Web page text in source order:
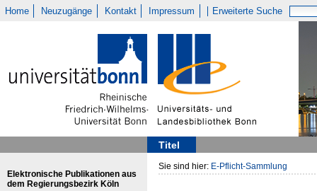
Home Neuzugänge Kontakt Impressum Erweiterte Suche
Titel
Elektronische Publikationen aus
dem Regierungsbezirk Köln
Sie sind hier: E-Pflicht-Sammlung